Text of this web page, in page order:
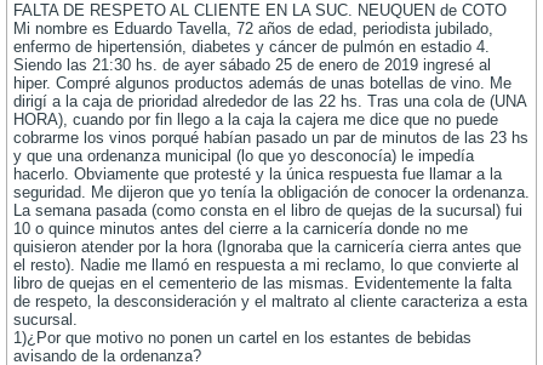
FALTA DE RESPETO AL CLIENTE EN LA SUC. NEUQUEN de COTO
Mi nombre es Eduardo Tavella, 72 años de edad, periodista jubilado,
enfermo de hipertensión, diabetes y cáncer de pulmón en estadio 4.
Siendo las 21:30 hs. de ayer sábado 25 de enero de 2019 ingresé al
hiper. Compré algunos productos además de unas botellas de vino. Me
dirigí a la caja de prioridad alrededor de las 22 hs. Tras una cola de (UNA
HORA), cuando por fin llego a la caja la cajera me dice que no puede
cobrarme los vinos porqué habían pasado un par de minutos de las 23 hs
y que una ordenanza municipal (lo que yo desconocía) le impedía
hacerlo. Obviamente que protesté y la única respuesta fue llamar a la
seguridad. Me dijeron que yo tenía la obligación de conocer la ordenanza.
La semana pasada (como consta en el libro de quejas de la sucursal) fui
10 o quince minutos antes del cierre a la carnicería donde no me
quisieron atender por la hora (Ignoraba que la carnicería cierra antes que
el resto). Nadie me llamó en respuesta a mi reclamo, lo que convierte al
libro de quejas en el cementerio de las mismas. Evidentemente la falta
de respeto, la desconsideración y el maltrato al cliente caracteriza a esta
sucursal.
1)¿Por que motivo no ponen un cartel en los estantes de bebidas
avisando de la ordenanza?